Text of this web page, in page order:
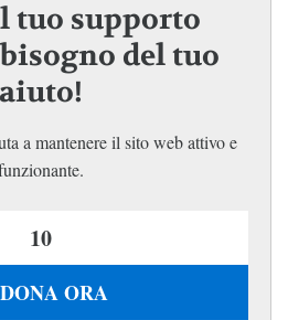
tuo supporto
del tuo
aiuto!
a mantenere il sito web attivo e
DONA ORA